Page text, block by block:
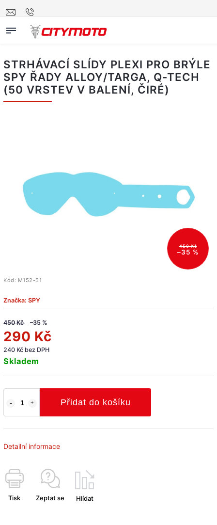
STRHÁVACÍ SLÍDY PLEXI PRO BRÝLE
SPY ŘADY ALLOY/TARGA, Q-TECH
(50 VRSTEV V BALENÍ, ČIRÉ)
450 Kč
–35 %
Kód: M152-51
Značka: SPY
450 Kč –35 %
290 Kč
240 Kč bez DPH
Skladem
Přidat do košíku
Detailní informace
Tisk Zeptat se Hlídat